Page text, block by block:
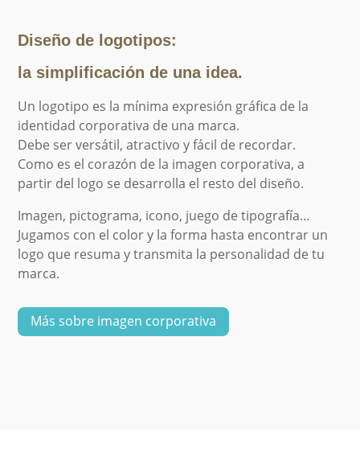
Diseño de logotipos:
la simplificación de una idea.
Un logotipo es la mínima expresión gráfica de la
identidad corporativa de una marca.
Debe ser versátil, atractivo y fácil de recordar.
Como es el corazón de la imagen corporativa, a
partir del logo se desarrolla el resto del diseño.
Imagen, pictograma, icono, juego de tipografía…
Jugamos con el color y la forma hasta encontrar un
logo que resuma y transmita la personalidad de tu
marca.
Más sobre imagen corporativa